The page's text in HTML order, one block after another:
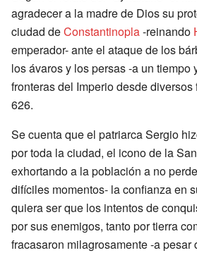
agradecer a la madre de Dios su
ciudad deConstantinopla-reinando
emperador- ante el ataque de los
los ávaros y los persas -a un tiempo
fronteras del Imperio desde
626.
Se cuenta que el patriarca Sergio
por toda la ciudad, el icono de la
exhortando a la población a no
difíciles momentos- la confianza en
quiera ser que los intentos de
por sus enemigos, tanto por tierra
fracasaron milagrosamente -a pesar